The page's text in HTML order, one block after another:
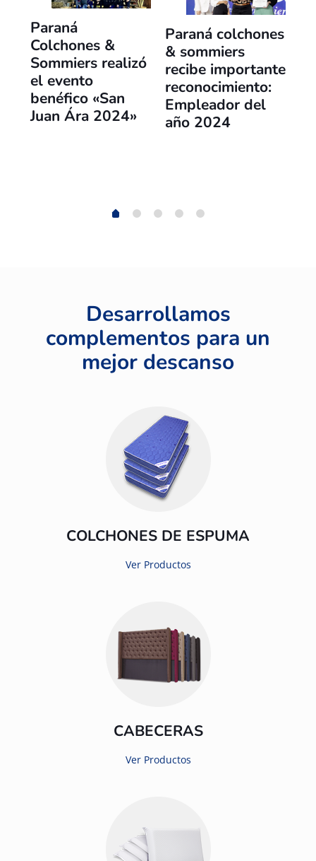
Paraná
Colchones &
Sommiers realizó
el evento
benéfico «San
Juan Ára 2024»
Paraná colchones
& sommiers
recibe importante
reconocimiento:
Empleador del
año 2024
Desarrollamos
complementos para un
mejor descanso
COLCHONES DE ESPUMA
Ver Productos
CABECERAS
Ver Productos